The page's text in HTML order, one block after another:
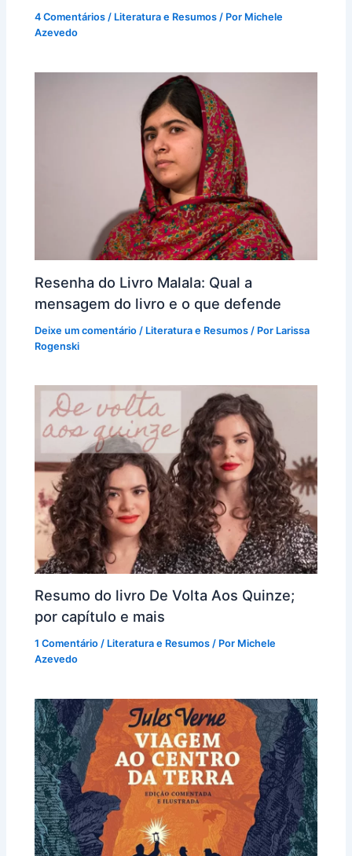
4 Comentários / Literatura e Resumos / Por Michele
Azevedo
Resenha do Livro Malala: Qual a
mensagem do livro e o que defende
Deixe um comentário / Literatura e Resumos / Por Larissa
Rogenski
Resumo do livro De Volta Aos Quinze;
por capítulo e mais
1 Comentário / Literatura e Resumos / Por Michele
Azevedo